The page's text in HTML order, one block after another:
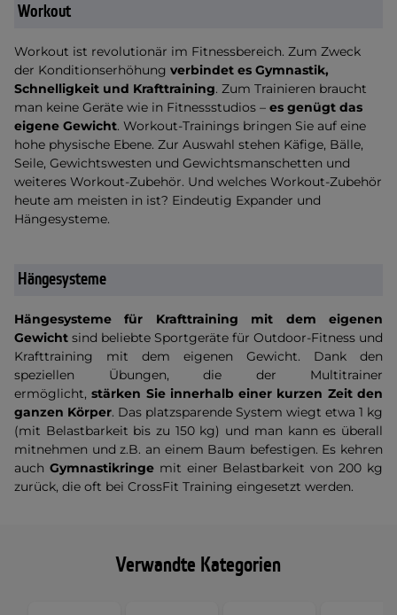
Workout
Workout ist revolutionär im Fitnessbereich. Zum Zweck
der Konditionserhöhung verbindet es Gymnastik,
Schnelligkeit und Krafttraining. Zum Trainieren braucht
man keine Geräte wie in Fitnessstudios – es genügt das
eigene Gewicht. Workout-Trainings bringen Sie auf eine
hohe physische Ebene. Zur Auswahl stehen Käfige, Bälle,
Seile, Gewichtswesten und Gewichtsmanschetten und
weiteres Workout-Zubehör. Und welches Workout-Zubehör
heute am meisten in ist? Eindeutig Expander und
Hängesysteme.
Hängesysteme
Hängesysteme für Krafttraining mit dem eigenen
Gewicht sind beliebte Sportgeräte für Outdoor-Fitness und
Krafttraining mit dem eigenen Gewicht. Dank den
speziellen Übungen, die der Multitrainer
ermöglicht,stärken Sie innerhalb einer kurzen Zeit den
ganzen Körper. Das platzsparende System wiegt etwa 1 kg
(mit Belastbarkeit bis zu 150 kg) und man kann es überall
mitnehmen und z.B. an einem Baum befestigen. Es kehren
auch Gymnastikringemit einer Belastbarkeit von 200 kg
zurück, die oft bei CrossFit Training eingesetzt werden.
Verwandte Kategorien